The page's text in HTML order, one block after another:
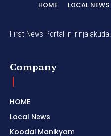
HOME LOCAL NEWS
First News Portal in Irinjalakuda.
Company
HOME
Local News
Koodal Manikyam